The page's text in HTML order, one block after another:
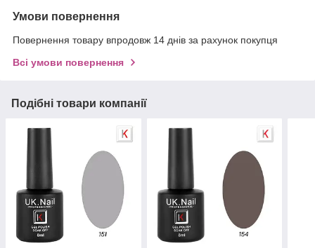
Умови повернення
Повернення товару впродовж 14 днів за рахунок покупця
Всі умови повернення
Подібні товари компанії